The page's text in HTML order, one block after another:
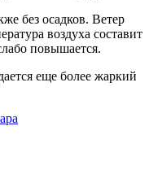
без осадков. Ветер
воздуха составит
повышается.
еще более жаркий